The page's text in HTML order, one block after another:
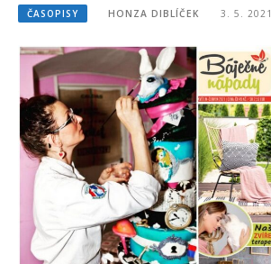
ČASOPISY HONZA DIBLÍČEK 3. 5. 2021